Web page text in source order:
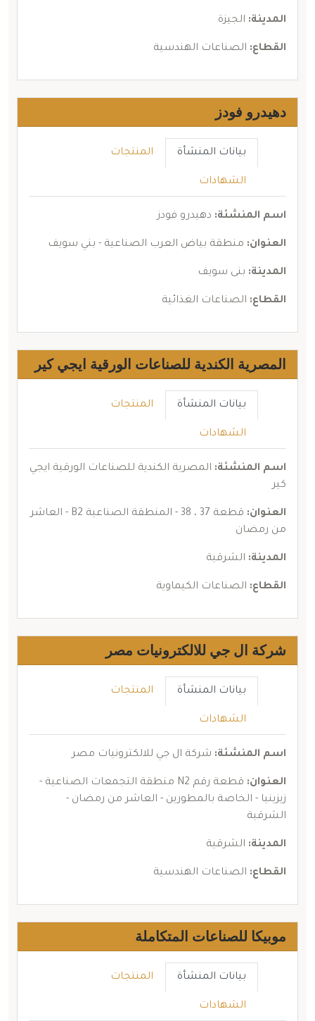
المدينة: الجيزة
القطاع: الصناعات الهندسية
دهيدرو فودز
بيانات المنشأة المنتجات
الشهادات
اسم المنشئة: دهيدرو فودز
العنوان: منطقة بياض العرب الصناعية - بني سويف
المدينة: بنى سويف
القطاع: الصناعات الغذائية
المصرية الكندية للصناعات الورقية ايجي كير
بيانات المنشأة المنتجات
الشهادات
اسم المنشئة: المصرية الكندية للصناعات الورقية ايجي
كير
العنوان:
قطعة 37 ، 38 - المنطقة الصناعية B2 - العاشر
من رمضان
المدينة: الشرقية
القطاع: الصناعات الكيماوية
شركة ال جي للالكترونيات مصر
بيانات المنشأة المنتجات
الشهادات
اسم المنشئة: شركة ال جي للالكترونيات مصر
العنوان:
قطعة رقم N2 منطقة التجمعات الصناعية -
زيزينيا - الخاصة بالمطورين - العاشر من رمضان -
الشرقية
المدينة: الشرقية
القطاع: الصناعات الهندسية
موبيكا للصناعات المتكاملة
بيانات المنشأة المنتجات
الشهادات